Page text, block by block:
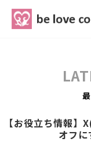
【お役立ち情報
オフ